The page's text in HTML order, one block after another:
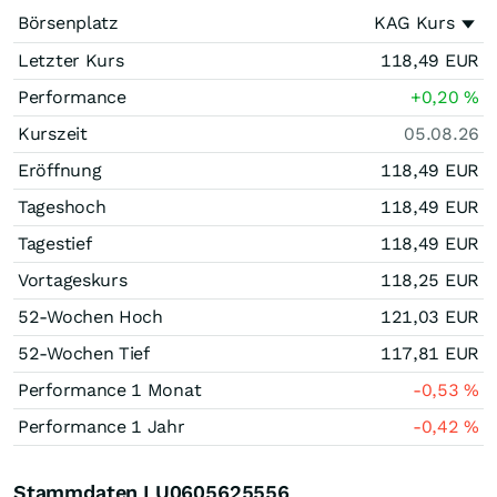
Börsenplatz
KAG Kurs
Letzter Kurs
118,49 EUR
Performance
+0,20%
Kurszeit
05.08.26
Eröffnung
118,49 EUR
Tageshoch
118,49 EUR
Tagestief
118,49 EUR
Vortageskurs
118,25 EUR
52-Wochen Hoch
121,03 EUR
52-Wochen Tief
117,81 EUR
Performance 1 Monat
-0,53%
Performance 1 Jahr
-0,42%
Stammdaten LU0605625556